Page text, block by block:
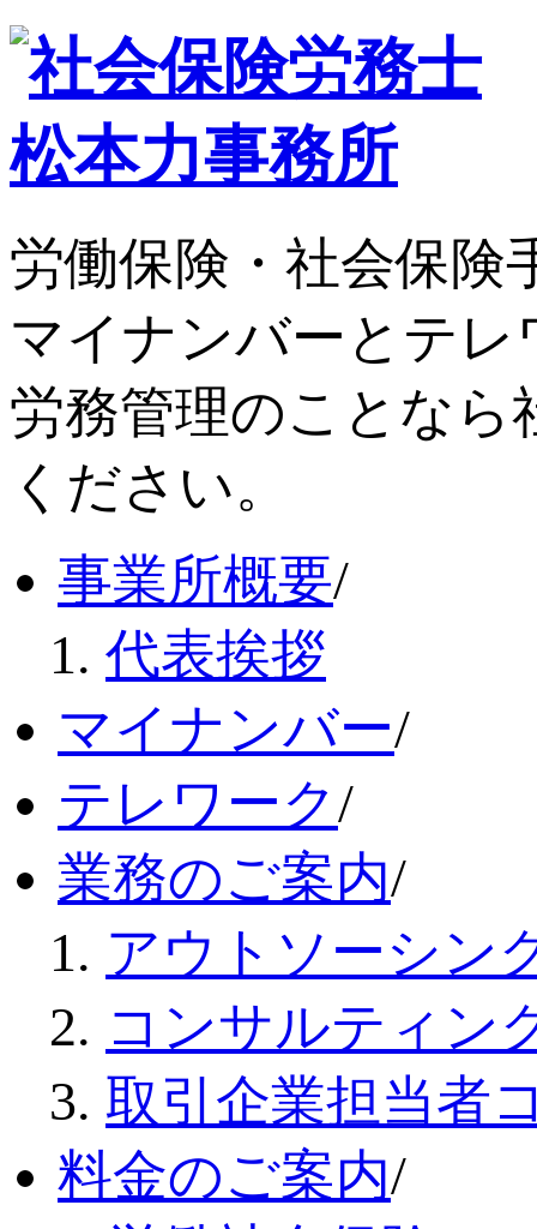
労働保険・社会保険
マイナンバーとテ
労務管理のことなら
ください。
事業所概要/
代表挨拶
マイナンバー/
テレワーク/
業務のご案内/
アウトソーシン
コンサルティン
取引企業担当者
料金のご案内/